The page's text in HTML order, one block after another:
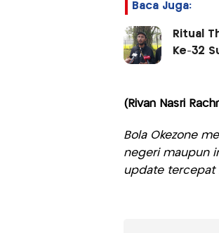
Baca Juga:
Ritual
Ke-32
(Rivan Nasri
Bola Okezone
negeri maupun
update tercepat